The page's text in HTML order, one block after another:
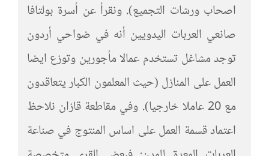
اصحاب ورشات التجميع). ونقرأ عن أسرة بولتافا
صانعي العربات اليدويين أنه في ضواحي أردون
توجد مشاغل تستخدم عمالا مأجورين وتوزع ايضا
العمل على المنازل (حيث المعلمون الكبار يتعاقدون
مع 20 عاملا خارجيا). وفي مقاطعة قازان نلاحظ
اعتماد قسمة العمل على اساس المنتوج في صناعة